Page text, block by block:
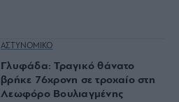
ΑΣΤΥΝΟΜΙΚΟ
Γλυφάδα: Τραγικό θάνατο
βρήκε 76χρονη σε τροχαίο στη
Λεωφόρο Βουλιαγμένης